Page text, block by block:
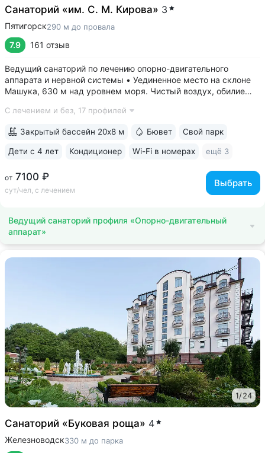
Санаторий «им. С. М. Кирова» 3
Пятигорск290 м до провала
7.9 161 отзыв
Ведущий санаторий по лечению опорно-двигательного
аппарата и нервной системы • Уединенное место на склоне
Машука, 630 м над уровнем моря. Чистый воздух, обилие
«Бесстыжие ванны», бювета источника № 24. Прямой выход
С лечением и без, 17 профилей
от 7100 ₽
сут/чел, с лечением
Выбрать
Закрытый бассейн 20х8 м Бювет Свой парк
Дети с 4 лет Кондиционер Wi-Fi в номерах ещё 3
Ведущий санаторий профиля «Опорно-двигательный
аппарат»
1/24
Санаторий «Буковая роща» 4
Железноводск330 м до парка